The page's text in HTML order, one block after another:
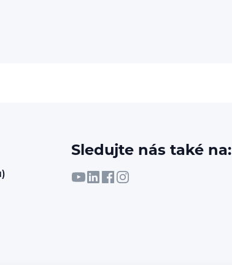
Sledujte nás také na: